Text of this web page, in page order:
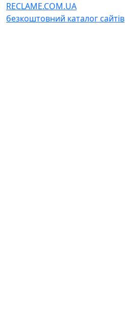
RECLAME.COM.UA
безкоштовний каталог сайтів